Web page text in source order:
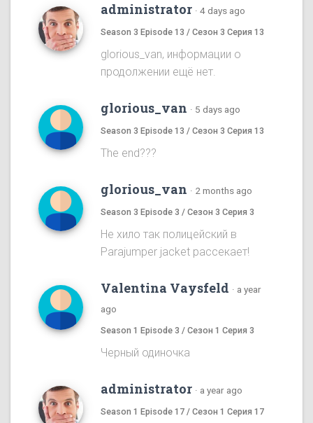
administrator · 4 days ago
Season 3 Episode 13 / Сезон 3 Серия 13
glorious_van, информации о
продолжении ещё нет.
glorious_van · 5 days ago
Season 3 Episode 13 / Сезон 3 Серия 13
The end???
glorious_van · 2 months ago
Season 3 Episode 3 / Сезон 3 Серия 3
Не хило так полицейский в
Parajumper jacket рассекает!
Valentina Vaysfeld · a year
ago
Season 1 Episode 3 / Сезон 1 Серия 3
Черный одиночка
administrator · a year ago
Season 1 Episode 17 / Сезон 1 Серия 17